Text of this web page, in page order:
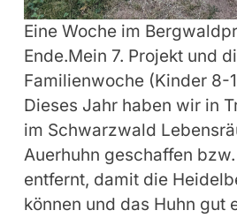
Eine Woche im
Ende.Mein 7. Projekt und
Familienwoche (Kinder 8-
Dieses Jahr haben wir in
im Schwarzwald
Auerhuhn geschaffen
entfernt, damit die
können und das Huhn gut